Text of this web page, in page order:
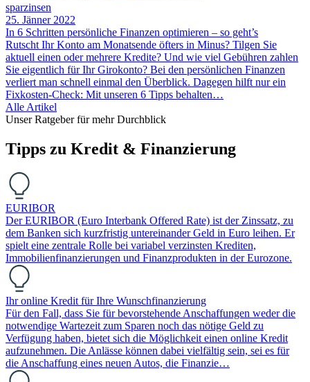
sparzinsen
25. Jänner 2022
In 6 Schritten persönliche Finanzen optimieren – so geht’s
Rutscht Ihr Konto am Monatsende öfters in Minus? Tilgen Sie
aktuell einen oder mehrere Kredite? Und wie viel Gebühren zahlen
Sie eigentlich für Ihr Girokonto? Bei den persönlichen Finanzen
verliert man schnell einmal den Überblick. Dagegen hilft nur ein
Fixkosten-Check: Mit unseren 6 Tipps behalten…
Alle Artikel
Unser Ratgeber für mehr Durchblick
Tipps zu Kredit & Finanzierung
EURIBOR
Der EURIBOR (Euro Interbank Offered Rate) ist der Zinssatz, zu
dem Banken sich kurzfristig untereinander Geld in Euro leihen. Er
spielt eine zentrale Rolle bei variabel verzinsten Krediten,
Immobilienfinanzierungen und Finanzprodukten in der Eurozone.
Ihr online Kredit für Ihre Wunschfinanzierung
Für den Fall, dass Sie für bevorstehende Anschaffungen weder die
notwendige Wartezeit zum Sparen noch das nötige Geld zu
Verfügung haben, bietet sich die Möglichkeit einen online Kredit
aufzunehmen. Die Anlässe können dabei vielfältig sein, sei es für
die Anschaffung eines neuen Autos, die Finanzie…